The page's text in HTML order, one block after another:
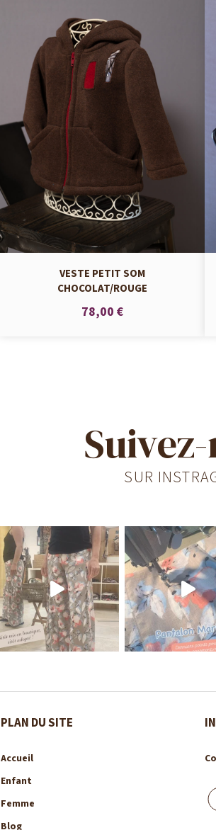
VESTE PETIT SOM
CHOCOLAT/ROUGE
78,00 €
SUR
PLAN DU SITE
Accueil
Enfant
Femme
Blog